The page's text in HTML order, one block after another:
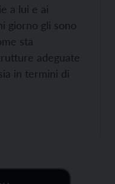
a lui e ai
giorno gli sono
sta
adeguate
in termini di